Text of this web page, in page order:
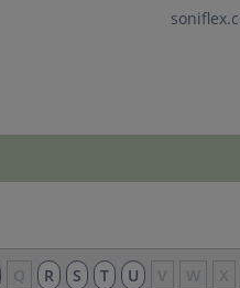
Q R S T U V W X